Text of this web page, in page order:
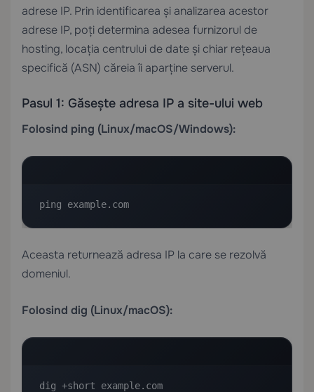
adrese IP. Prin identificarea și analizarea acestor
adrese IP, poți determina adesea furnizorul de
hosting, locația centrului de date și chiar rețeaua
specifică (ASN) căreia îi aparține serverul.
Pasul 1: Găsește adresa IP a site-ului web
Folosind ping (Linux/macOS/Windows):
ping example.com
Aceasta returnează adresa IP la care se rezolvă
domeniul.
Folosind dig (Linux/macOS):
dig +short example.com